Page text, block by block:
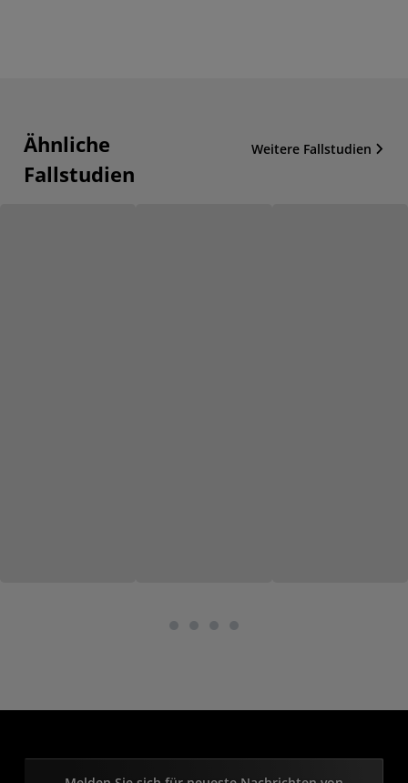
Ähnliche
Fallstudien
Weitere Fallstudien